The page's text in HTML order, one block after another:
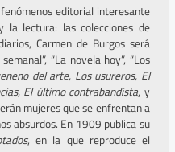
editorial interesante
lectura: las colecciones de
Carmen de Burgos será
“La novela hoy”, “Los
del arte, Los usureros, El
El último contrabandista,y
mujeres que se enfrentan a
absurdos. En 1909 publica su
, en la que reproduce el